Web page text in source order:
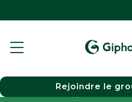
Choisir une pharmacie
Rejoindre le